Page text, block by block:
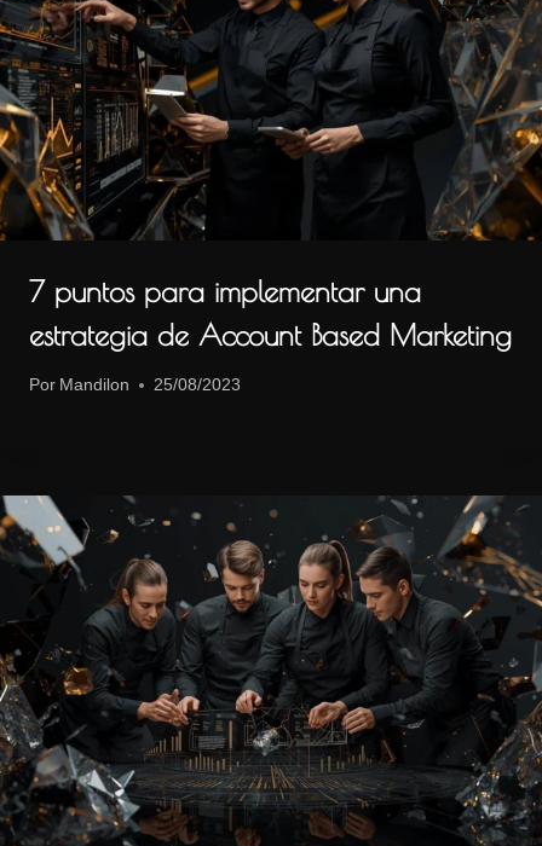
7 puntos para implementar una
estrategia de Account Based Marketing
Por Mandilon 25/08/2023